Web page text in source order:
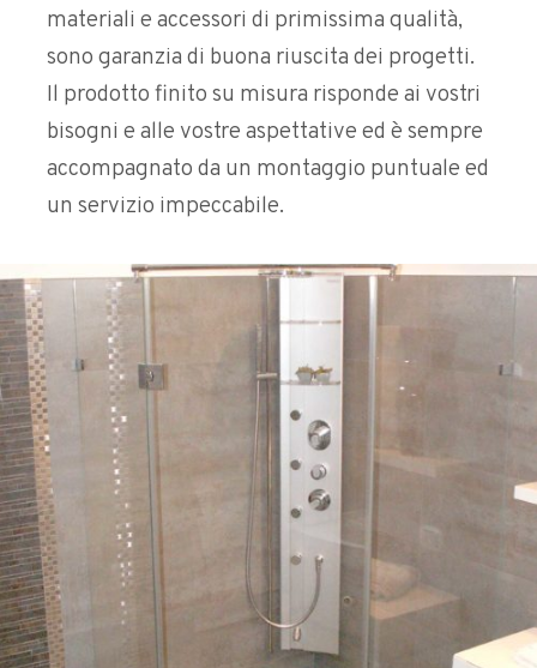
materiali e accessori di primissima qualità,
sono garanzia di buona riuscita dei progetti.
Il prodotto finito su misura risponde ai vostri
bisogni e alle vostre aspettative ed è sempre
accompagnato da un montaggio puntuale ed
un servizio impeccabile.